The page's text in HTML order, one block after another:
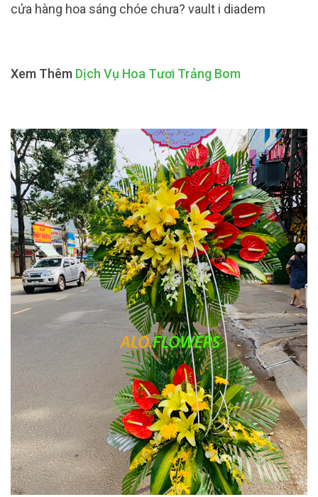
cửa hàng hoa sáng chóe chưa? vault i diadem
Xem Thêm Dịch Vụ Hoa Tươi Trảng Bom